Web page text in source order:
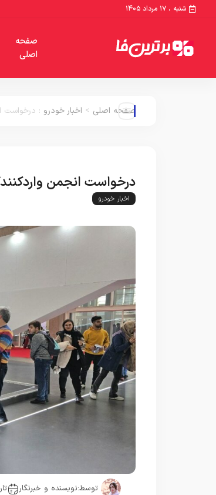
شنبه ، ۱۷ مرداد ۱۴۰۵
صفحه
اصلی
صفحه اصلی > اخبار خودرو : درخواست
درخواست انجمن
اخبار خودرو
توسط:نویسنده و خبرنگار